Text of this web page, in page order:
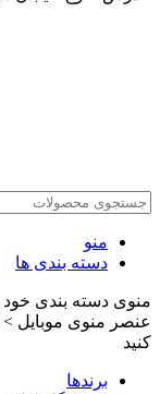
منو
دسته بندی ها
منوی دسته بندی
عنصر منوی موبایل
کنید
برندها